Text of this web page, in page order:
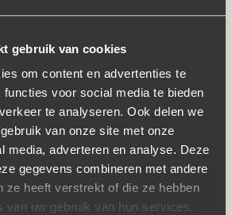
gebruik van cookies
om content en advertenties te
functies voor social media te bieden
te analyseren. Ook delen we
van onze site met onze
media, adverteren en analyse. Deze
gegevens combineren met andere
ze heeft verstrekt of die ze hebben
van uw gebruik van hun services.
€114,75
toe aan je bestelling